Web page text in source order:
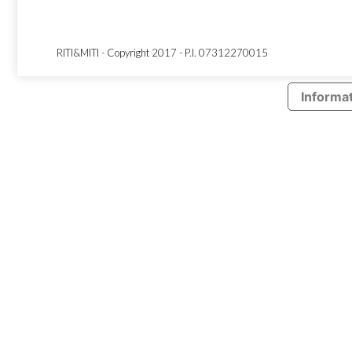
RITI&MITI - Copyright 2017 - P.I. 07312270015